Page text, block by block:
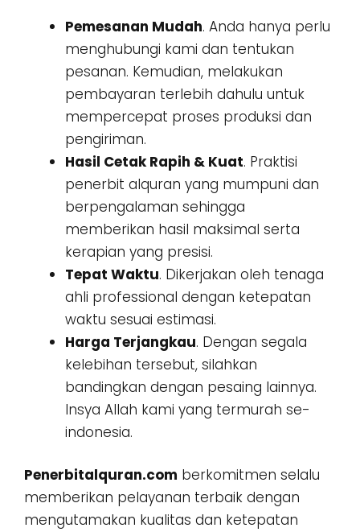
Pemesanan Mudah. Anda hanya perlu
menghubungi kami dan tentukan
pesanan. Kemudian, melakukan
pembayaran terlebih dahulu untuk
mempercepat proses produksi dan
pengiriman.
Hasil Cetak Rapih & Kuat. Praktisi
penerbit alquran yang mumpuni dan
berpengalaman sehingga
memberikan hasil maksimal serta
kerapian yang presisi.
Tepat Waktu. Dikerjakan oleh tenaga
ahli professional dengan ketepatan
waktu sesuai estimasi.
Harga Terjangkau. Dengan segala
kelebihan tersebut, silahkan
bandingkan dengan pesaing lainnya.
Insya Allah kami yang termurah se-
indonesia.
Penerbitalquran.com berkomitmen selalu
memberikan pelayanan terbaik dengan
mengutamakan kualitas dan ketepatan